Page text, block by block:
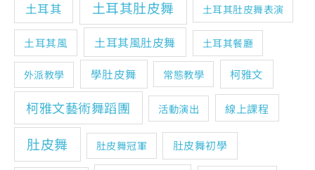
土耳其 土耳其肚皮舞 土耳其肚皮舞表演
土耳其風 土耳其風肚皮舞 土耳其餐廳
外派教學 學肚皮舞 常態教學 柯雅文
柯雅文藝術舞蹈團 活動演出 線上課程
肚皮舞 肚皮舞冠軍 肚皮舞初學